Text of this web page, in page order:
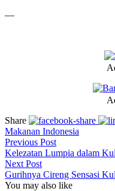
—
Share
Makanan Indonesia
Previous Post
Kelezatan Lumpia dalam
Next Post
Gurihnya Cireng Sensasi
You may also like